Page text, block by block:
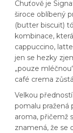
Chuťově je
široce oblíbený
(butter biscuit)
kombinace,
cappuccino,
jen se hezky
„pouze
café crema
Velkou
pomalu pražená
aroma, přičemž
znamená, že se